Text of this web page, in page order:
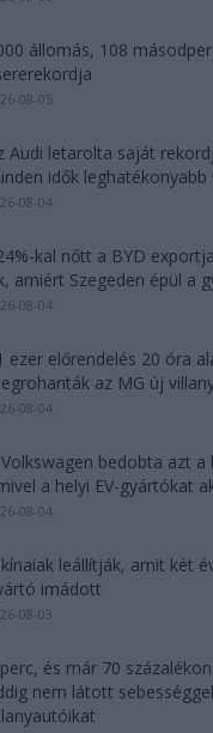
állomás, 108
08-05
Audi letarolta saját
idők
08-04
kal nőtt a BYD
amiért Szegeden épül a
08-04
ezer előrendelés 20 óra
az MG új
08-04
bedobta azt a
a helyi EV-gyártókat
08-04
leállítják, amit két
imádott
08-03
és már 70
nem látott